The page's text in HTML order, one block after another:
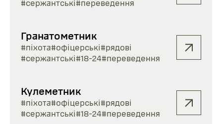
#сержантські#переведення
Гранатометник
#піхота#офіцерські#рядові
#сержантські#18-24#переведення
Кулеметник
#піхота#офіцерські#рядові
#сержантські#18-24#переведення